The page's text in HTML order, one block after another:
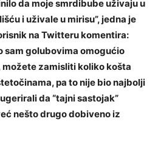
da moje smrdibube uživaju u
i uživale u mirisu”, jedna je
na Twitteru komentira:
sam golubovima omogućio
možete zamisliti koliko košta
pa to nije bio najbolji
da “tajni sastojak”
nešto drugo dobiveno iz